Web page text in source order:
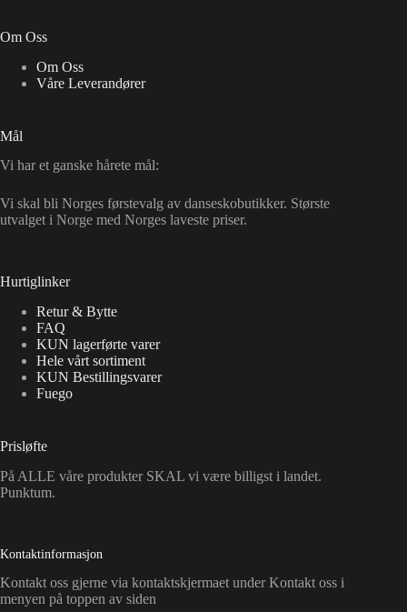
Om Oss
Om Oss
Våre Leverandører
Mål
Vi har et ganske hårete mål:
Vi skal bli Norges førstevalg av danseskobutikker. Største
utvalget i Norge med Norges laveste priser.
Hurtiglinker
Retur & Bytte
FAQ
KUN lagerførte varer
Hele vårt sortiment
KUN Bestillingsvarer
Fuego
Prisløfte
På ALLE våre produkter SKAL vi være billigst i landet.
Punktum.
Kontaktinformasjon
Kontakt oss gjerne via kontaktskjermaet under Kontakt oss i
menyen på toppen av siden